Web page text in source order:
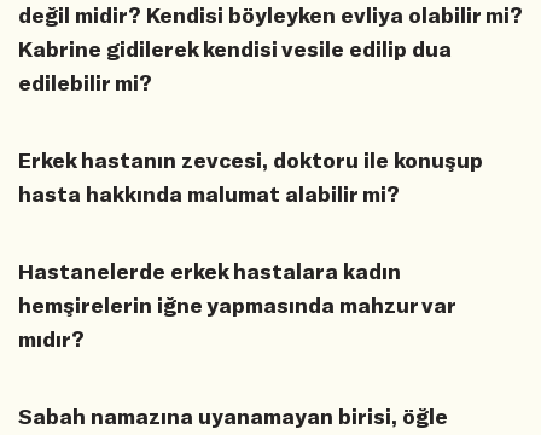
değil midir? Kendisi böyleyken evliya olabilir mi?
Kabrine gidilerek kendisi vesile edilip dua
edilebilir mi?
Erkek hastanın zevcesi, doktoru ile konuşup
hasta hakkında malumat alabilir mi?
Hastanelerde erkek hastalara kadın
hemşirelerin iğne yapmasında mahzur var
mıdır?
Sabah namazına uyanamayan birisi, öğle